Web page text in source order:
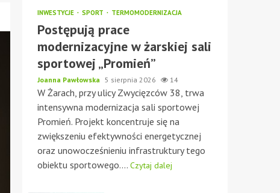
INWESTYCJE SPORT TERMOMODERNIZACJA
Postępują prace
modernizacyjne w żarskiej sali
sportowej „Promień”
Joanna Pawłowska 5 sierpnia 2026 14
W Żarach, przy ulicy Zwycięzców 38, trwa
intensywna modernizacja sali sportowej
Promień. Projekt koncentruje się na
zwiększeniu efektywności energetycznej
oraz unowocześnieniu infrastruktury tego
obiektu sportowego.... Czytaj dalej